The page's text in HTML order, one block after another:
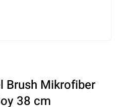
Brush Mikrofiber
38 cm